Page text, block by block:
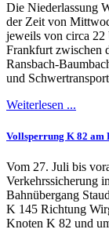
Die Niederlassung
der Zeit von
jeweils von circa
Frankfurt zwischen
Ransbach-
und
Weiterlesen ...
Vollsperrung K 82 am
Vom 27. Juli bis
Verkehrssicherung
Bahnübergang
K 145 Richtung
Knoten K 82 und